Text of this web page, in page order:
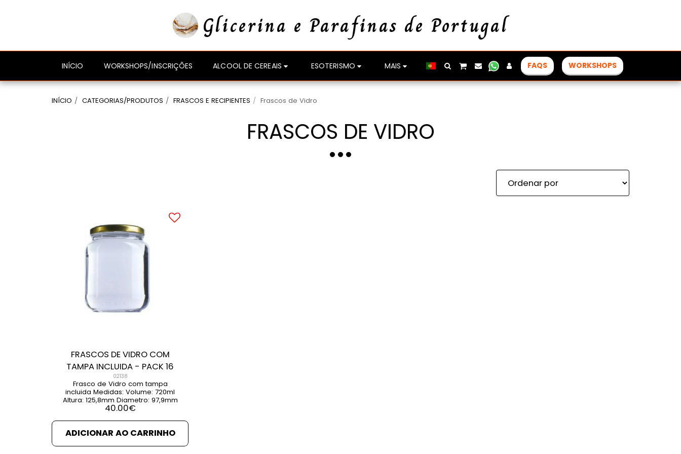
Glicerina e Parafinas de Portugal
INÍCIO WORKSHOPS/INSCRIÇÕES ALCOOL DE CEREAIS ESOTERISMO MAIS FAQS WORKSHOPS
INÍCIO CATEGORIAS/PRODUTOS FRASCOS E RECIPIENTES Frascos de Vidro
FRASCOS DE VIDRO
FRASCOS DE VIDRO COM
TAMPA INCLUIDA - PACK 16
02138
Frasco de Vidro com tampa
incluida Medidas: Volume: 720ml
Altura: 125,8mm Diametro: 97,9mm
40.00€
ADICIONAR AO CARRINHO